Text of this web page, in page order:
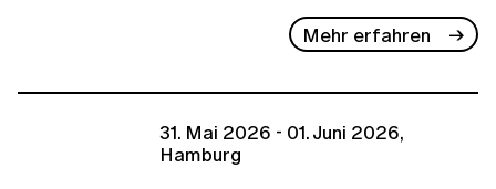
Mehr erfahren
31. Mai 2026 - 01. Juni 2026,
Hamburg